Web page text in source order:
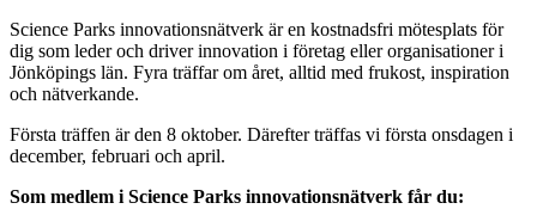
Science Parks innovationsnätverk är en kostnadsfri mötesplats för
dig som leder och driver innovation i företag eller organisationer i
Jönköpings län. Fyra träffar om året, alltid med frukost, inspiration
och nätverkande.
Första träffen är den 8 oktober. Därefter träffas vi första onsdagen i
december, februari och april.
Som medlem i Science Parks innovationsnätverk får du: